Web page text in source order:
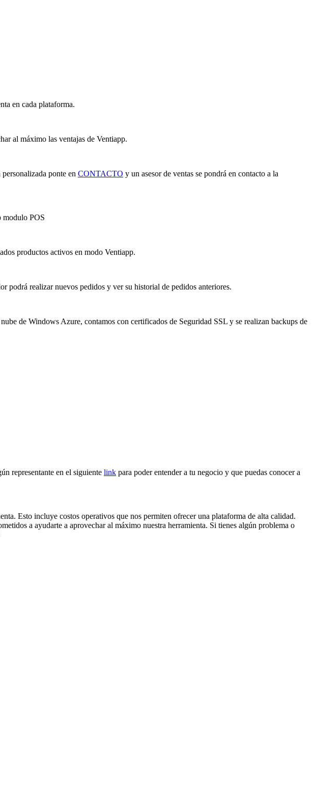
en cada plataforma.
al máximo las ventajas de Ventiapp.
ponte en CONTACTO y un asesor de ventas se pondrá en contacto a la
modulo POS
productos activos en modo Ventiapp.
podrá realizar nuevos pedidos y ver su historial de pedidos anteriores.
de Windows Azure, contamos con certificados de Seguridad SSL y se realizan backups de
representante en el siguiente link para poder entender a tu negocio y que puedas conocer a
Esto incluye costos operativos que nos permiten ofrecer una plataforma de alta calidad.
a ayudarte a aprovechar al máximo nuestra herramienta. Si tienes algún problema o